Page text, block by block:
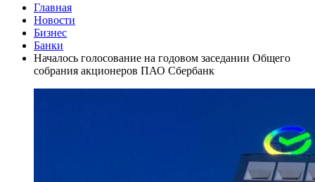
Главная
Новости
Бизнес
Банки
Началось голосование на годовом заседании Общего
собрания акционеров ПАО Сбербанк